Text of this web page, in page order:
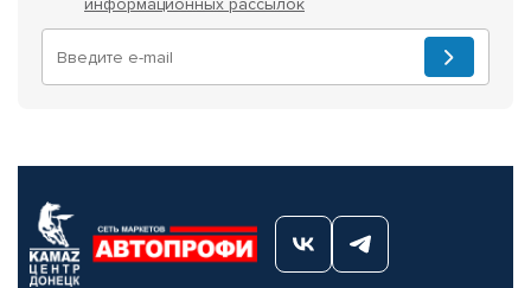
информационных рассылок